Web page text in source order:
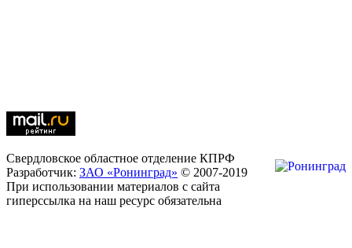
Свердловское областное отделение КПРФ
Разработчик: ЗАО «Ронинград» © 2007-2019
При использовании материалов с сайта
гиперссылка на наш ресурс обязательна